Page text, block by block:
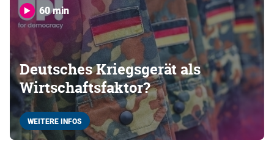
60 min
Deutsches Kriegsgerät als
Wirtschaftsfaktor?
WEITERE INFOS